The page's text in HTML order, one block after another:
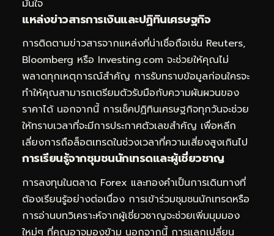
มั่นใจ
แหล่งข่าวสารการเงินและปฏิทินเศรษฐกิจ
การติดตามข่าวสารจากแหล่งที่น่าเชื่อถือเช่น Reuters,
Bloomberg หรือ Investing.com จะช่วยให้คุณไม่
พลาดทุกเหตุการณ์สำคัญ การรับทราบข้อมูลก่อนใครจะ
ทำให้คุณสามารถเตรียมตัวรับมือกับความผันผวนของ
ราคาได้ นอกจากนี้ การเช็คปฏิทินเศรษฐกิจทุกวันจะช่วย
ให้ทราบเวลาที่จะมีการประกาศตัวเลขสำคัญ เพื่อหลีก
เลี่ยงการถือล็อตเทรดในช่วงเวลาที่ความเสี่ยงสูงเกินไป
การเรียนรู้จากชุมชนนักเทรดและผู้เชี่ยวชาญ
การลงทุนในตลาด Forex และทองคำเป็นการเดินทางที่
ต้องเรียนรู้อย่างต่อเนื่อง การเข้าร่วมชุมชนนักเทรดหรือ
การอ่านบทวิเคราะห์จากผู้เชี่ยวชาญจะช่วยเพิ่มมุมมอง
ใหม่ๆ ที่คุณอาจมองข้าม นอกจากนี้ การแลกเปลี่ยน